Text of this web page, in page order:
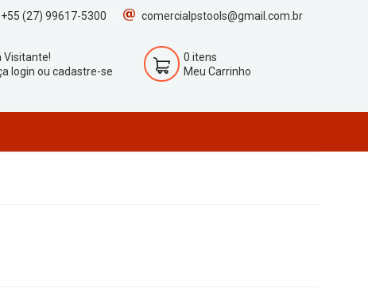
+55 (27) 99617-5300 comercialpstools@gmail.com.br
Visitante!
login ou cadastre-se
0 itens
Meu Carrinho